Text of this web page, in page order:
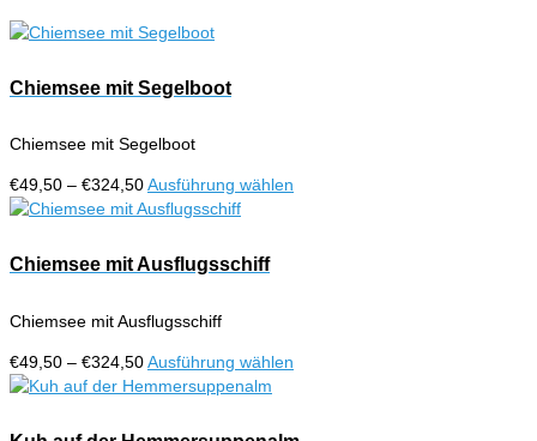
Chiemsee mit Segelboot
Chiemsee mit Segelboot
€49,50 – €324,50Preisspanne:
€49,50
€324,50
Ausführung wählen
können
Chiemsee mit Ausflugsschiff
Chiemsee mit Ausflugsschiff
€49,50 – €324,50Preisspanne:
€49,50
Ausführung wählen